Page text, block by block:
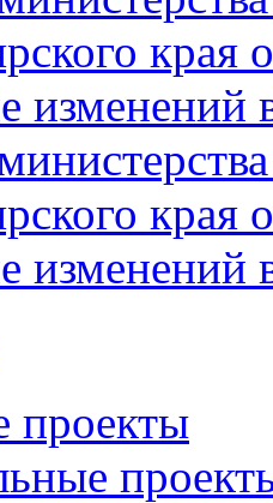
изменений
изменений
проекты